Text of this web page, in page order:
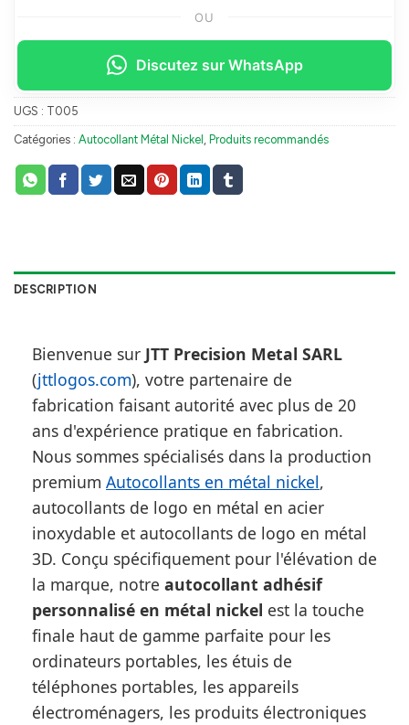
OU
Discutez sur WhatsApp
UGS : T005
Catégories : Autocollant Métal Nickel Produits recommandés
DESCRIPTION
Bienvenue sur JTT Precision Metal SARL
(jttlogos.com), votre partenaire de
fabrication faisant autorité avec plus de 20
ans d'expérience pratique en fabrication.
Nous sommes spécialisés dans la production
premium Autocollants en métal nickel,
autocollants de logo en métal en acier
inoxydable et autocollants de logo en métal
3D. Conçu spécifiquement pour l'élévation de
la marque, notre autocollant adhésif
personnalisé en métal nickel est la touche
finale haut de gamme parfaite pour les
ordinateurs portables, les étuis de
téléphones portables, les appareils
électroménagers, les produits électroniques